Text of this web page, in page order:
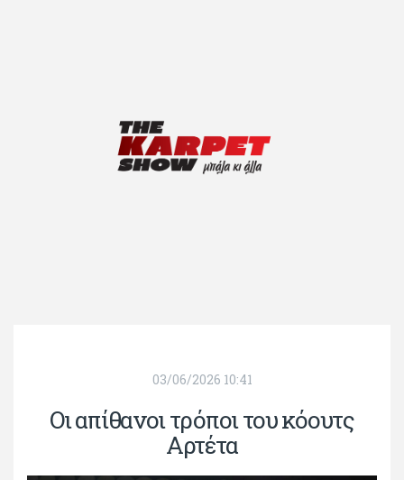
03/06/2026 10:41
Οι απίθανοι τρόποι του κόουτς
Αρτέτα